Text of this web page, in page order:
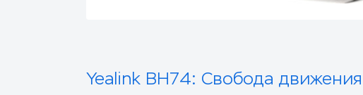
Yealink BH74: Свобода